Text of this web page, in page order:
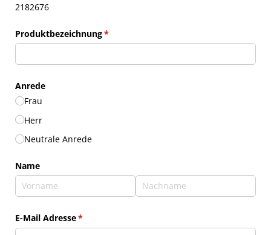
2182676
Produktbezeichnung*
(erforderlich)
Anrede
Frau
Herr
Neutrale Anrede
Name
E-Mail Adresse*
(erforderlich)